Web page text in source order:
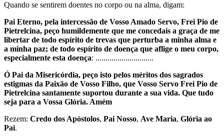
Quando se sentirem doentes no corpo ou na alma, digam:
Pai Eterno, pela intercessão de Vosso Amado Servo, Frei Pio de
Pietrelcina, peço humildemente que me concedais a graça de me
libertar de todo espírito de trevas que perturba a minha alma e
a minha paz; de todo espírito de doença que aflige o meu corpo,
especialmente esta doença: .............................
Ó Pai da Misericórdia, peço isto pelos méritos dos sagrados
estigmas da Paixão de Vosso Filho, que Vosso Servo Frei Pio de
Pietrelcina santamente suportou durante a sua vida. Que tudo
seja para a Vossa Glória. Amém
Rezem: Credo dos Apóstolos, Pai Nosso, Ave Maria, Glória ao
Pai.